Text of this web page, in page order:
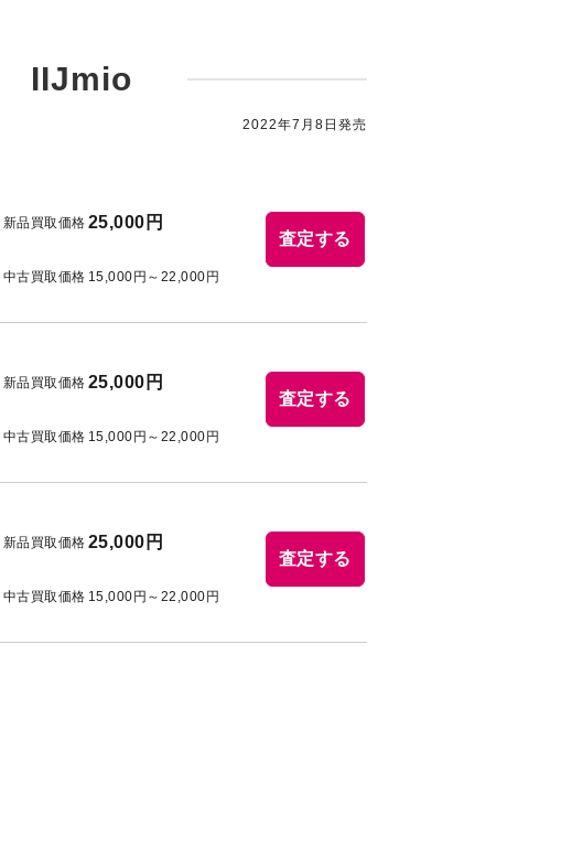
IIJmio
2022年7月8日発売
新品買取価格 25,000円
中古買取価格 15,000円～22,000円
査定する
新品買取価格 25,000円
中古買取価格 15,000円～22,000円
査定する
新品買取価格 25,000円
中古買取価格 15,000円～22,000円
査定する